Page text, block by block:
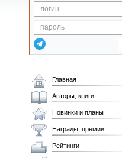
Главная
Авторы, книги
Новинки и планы
Награды, премии
Рейтинги